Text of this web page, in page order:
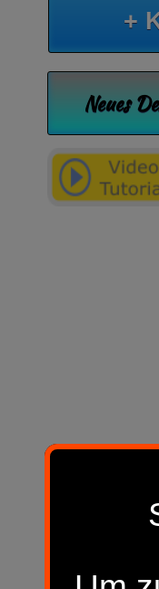
+
Neues